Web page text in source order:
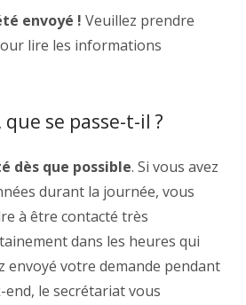
envoyé ! Veuillez prendre
lire les informations
se passe-t-il ?
dès que possible. Si vous avez
durant la journée, vous
à être contacté très
dans les heures qui
envoyé votre demande pendant
end, le secrétariat vous